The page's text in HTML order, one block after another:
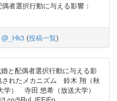
者選択行動に与える影響：
@_Hk3 (投稿一覧)
と配偶者選択行動に与える影
されたメカニズム 鈴木 翔（秋
学） 寺田 悠希（放送大学）